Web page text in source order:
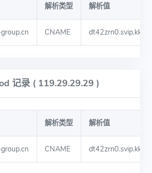
解析类型 解析值
CNAME
记录 ( 119.29.29.29 )
解析类型 解析值
CNAME